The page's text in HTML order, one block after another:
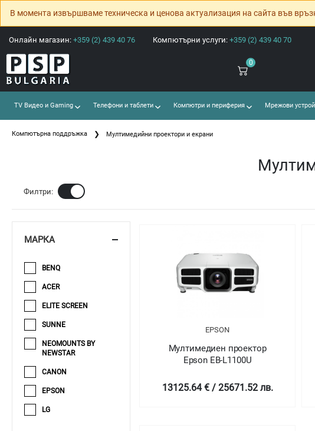
В момента извършваме техническа и ценова актуализация на сайта във
Онлайн магазин: +359 (2) 439 40 76 Компютърни услуги: +359 (2) 439 40 70
0
TV Видео и Gaming Телефони и таблети Компютри и периферия Мрежови
Компютърна поддръжка Мултимедийни проектори и екрани
Филтри: Ф
EPSON
Мултимедиен проектор
Epson EB-L1100U
13125.64 € / 25671.52 лв.
МАРКА
BENQ
ACER
ELITE SCREEN
SUNNE
NEOMOUNTS BY
NEWSTAR
CANON
EPSON
LG